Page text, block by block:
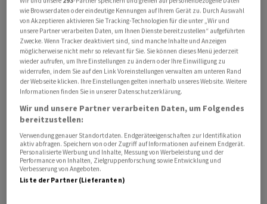
und unter Berücksichtigung der riesigen
Unterstützung Polens für die Ukraine nicht zu solchen
Fehlern kommen", schrieb der polnische
Ministerpräsident Mateusz Morawiecki beim
Kurznachrichtendienst Twitter am Dienstag. Polen
bestellte seinerseits den ukrainischen Botschafter in
Warschau ein.
wie Browserdaten oder eindeutige Kennungen auf Ihrem Gerät zu. Durch Auswahl
von Akzeptieren aktivieren Sie Tracking-Technologien für die unter „Wir und
unsere Partner verarbeiten Daten, um Ihnen Dienste bereitzustellen“ aufgeführten
Zwecke. Wenn Tracker deaktiviert sind, sind manche Inhalte und Anzeigen
möglicherweise nicht mehr so relevant für Sie. Sie können dieses Menü jederzeit
wieder aufrufen, um Ihre Einstellungen zu ändern oder Ihre Einwilligung zu
widerrufen, indem Sie auf den Link Voreinstellungen verwalten am unteren Rand
der Webseite klicken. Ihre Einstellungen gelten innerhalb unseres Website. Weitere
Informationen finden Sie in unserer Datenschutzerklärung.
Wir und unsere Partner verarbeiten Daten, um Folgendes
bereitzustellen:
Verwendung genauer Standortdaten. Endgeräteeigenschaften zur Identifikation
aktiv abfragen. Speichern von oder Zugriff auf Informationen auf einem Endgerät.
Personalisierte Werbung und Inhalte, Messung von Werbeleistung und der
Performance von Inhalten, Zielgruppenforschung sowie Entwicklung und
Verbesserung von Angeboten.
Liste der Partner (Lieferanten)